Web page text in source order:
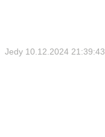
Jedy 10.12.2024 21:39:43